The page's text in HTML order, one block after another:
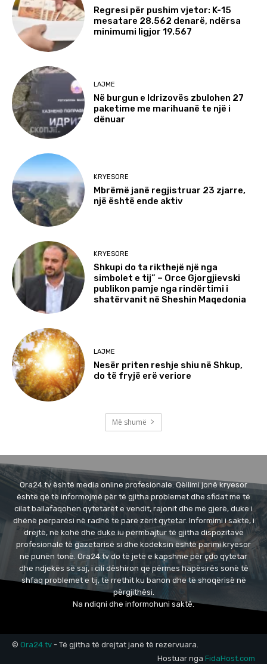
Regresi për pushim vjetor: K-15
mesatare 28.562 denarë, ndërsa
minimumi ligjor 19.567
LAJME
Në burgun e Idrizovës zbulohen 27
paketime me marihuanë te një i
dënuar
KRYESORE
Mbrëmë janë regjistruar 23 zjarre,
një është ende aktiv
KRYESORE
Shkupi do ta rikthejë një nga
simbolet e tij” – Orce Gjorgjievski
publikon pamje nga rindërtimi i
shatërvanit në Sheshin Maqedonia
LAJME
Nesër priten reshje shiu në Shkup,
do të fryjë erë veriore
Më shumë
Ora24.tv është media online profesionale. Qëllimi jonë kryesor
është që të informojmë për të gjitha problemet dhe sfidat me të
cilat ballafaqohen qytetarët e vendit, rajonit dhe më gjerë, duke i
dhënë përparësi në radhë të parë zërit qytetar. Informimi i saktë, i
drejtë, në kohë dhe duke iu përmbajtur të gjitha dispozitave
profesionale të gazetarisë si dhe kodeksin është parimi kryesor
në punën tonë. Ora24.tv do të jetë e kapshme për çdo qytetar
dhe ndjekës së saj, i cili dëshiron që përmes hapësirës sonë të
shfaq problemet e tij, të rrethit ku banon dhe të shoqërisë në
përgjithësi.
Na ndiqni dhe informohuni saktë.
© Ora24.tv - Të gjitha të drejtat janë të rezervuara.
Hostuar nga FidaHost.com